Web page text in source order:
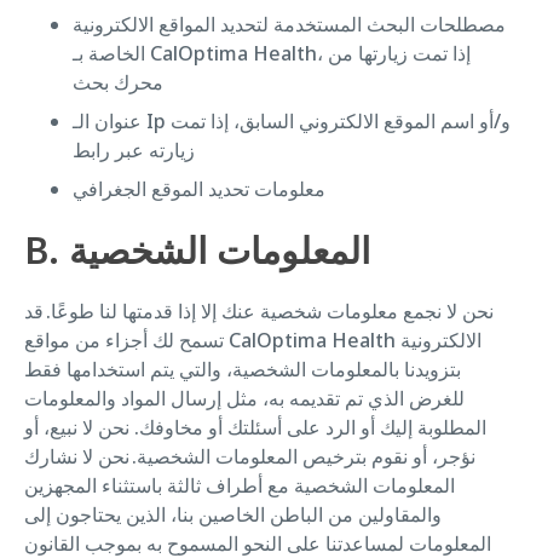
مصطلحات البحث المستخدمة لتحديد المواقع الالكترونية
الخاصة بـ CalOptima Health، إذا تمت زيارتها من
محرك بحث
عنوان الـ Ip و/أو اسم الموقع الالكتروني السابق، إذا تمت
زيارته عبر رابط
معلومات تحديد الموقع الجغرافي
B. المعلومات الشخصية
نحن لا نجمع معلومات شخصية عنك إلا إذا قدمتها لنا طوعًا. قد
تسمح لك أجزاء من مواقع CalOptima Health الالكترونية
بتزويدنا بالمعلومات الشخصية، والتي يتم استخدامها فقط
للغرض الذي تم تقديمه به، مثل إرسال المواد والمعلومات
المطلوبة إليك أو الرد على أسئلتك أو مخاوفك. نحن لا نبيع، أو
نؤجر، أو نقوم بترخيص المعلومات الشخصية. نحن لا نشارك
المعلومات الشخصية مع أطراف ثالثة باستثناء المجهزين
والمقاولين من الباطن الخاصين بنا، الذين يحتاجون إلى
المعلومات لمساعدتنا على النحو المسموح به بموجب القانون